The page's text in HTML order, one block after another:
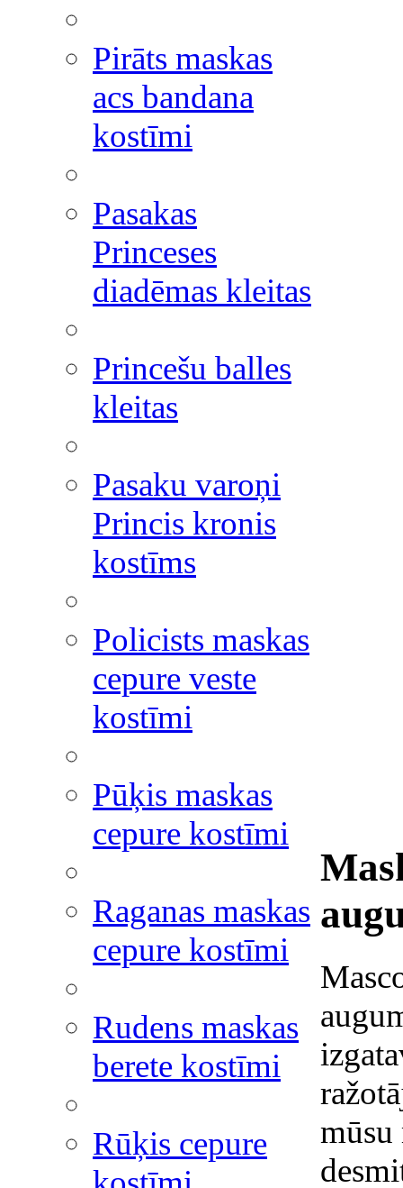
Pirāts maskas
acs bandana
kostīmi
Pasakas
Princeses
diadēmas kleitas
Princešu balles
kleitas
Pasaku varoņi
Princis kronis
kostīms
Policists maskas
cepure veste
kostīmi
Pūķis maskas
cepure kostīmi
Raganas maskas
cepure kostīmi
Rudens maskas
berete kostīmi
Rūķis cepure